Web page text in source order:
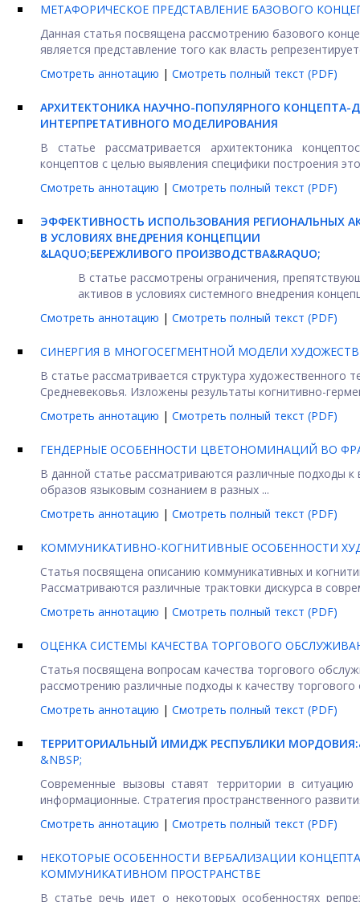
МЕТАФОРИЧЕСКОЕ ПРЕДСТАВЛЕНИЕ БАЗОВОГО
Данная статья посвящена рассмотрению базового
является представление того как власть
Смотреть аннотацию | Смотреть полный текст (PDF)
АРХИТЕКТОНИКА НАУЧНО-ПОПУЛЯРНОГО КОНЦЕПТА-
ИНТЕРПРЕТАТИВНОГО МОДЕЛИРОВАНИЯ
В статье рассматривается архитектоника
концептов с целью выявления специфики построения
Смотреть аннотацию | Смотреть полный текст (PDF)
ЭФФЕКТИВНОСТЬ ИСПОЛЬЗОВАНИЯ РЕГИОНАЛЬНЫХ
В УСЛОВИЯХ ВНЕДРЕНИЯ КОНЦЕПЦИИ
&LAQUO;БЕРЕЖЛИВОГО ПРОИЗВОДСТВА&RAQUO;
В статье рассмотрены ограничения,
активов в условиях системного внедрения
Смотреть аннотацию | Смотреть полный текст (PDF)
СИНЕРГИЯ В МНОГОСЕГМЕНТНОЙ МОДЕЛИ
В статье рассматривается структура художественного
Средневековья. Изложены результаты когнитивно-
Смотреть аннотацию | Смотреть полный текст (PDF)
ГЕНДЕРНЫЕ ОСОБЕННОСТИ ЦВЕТОНОМИНАЦИЙ ВО
В данной статье рассматриваются различные подходы
образов языковым сознанием в разных ...
Смотреть аннотацию | Смотреть полный текст (PDF)
КОММУНИКАТИВНО-КОГНИТИВНЫЕ ОСОБЕННОСТИ
Статья посвящена описанию коммуникативных и
Рассматриваются различные трактовки дискурса в
Смотреть аннотацию | Смотреть полный текст (PDF)
ОЦЕНКА СИСТЕМЫ КАЧЕСТВА ТОРГОВОГО
Статья посвящена вопросам качества торгового
рассмотрению различные подходы к качеству торгового
Смотреть аннотацию | Смотреть полный текст (PDF)
ТЕРРИТОРИАЛЬНЫЙ ИМИДЖ РЕСПУБЛИКИ
&NBSP;
Современные вызовы ставят территории в
информационные. Стратегия пространственного
Смотреть аннотацию | Смотреть полный текст (PDF)
НЕКОТОРЫЕ ОСОБЕННОСТИ ВЕРБАЛИЗАЦИИ КОНЦЕПТА
КОММУНИКАТИВНОМ ПРОСТРАНСТВЕ
В статье речь идет о некоторых особенностях